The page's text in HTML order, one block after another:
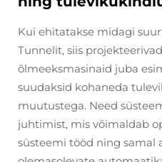
Kui ehitatakse midagi
Tunnelit, siis
õlmeeksmasinaid juba
suudaksid kohaneda
muutustega. Need
juhtimist, mis võimaldab
süsteemi tööd ning samal